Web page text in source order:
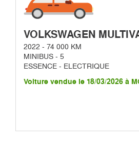
VOLKSWAGEN
2022 - 74 000 KM
MINIBUS - 5
ESSENCE - ELECTRIQUE
Voiture vendue le 18/03/2026 à